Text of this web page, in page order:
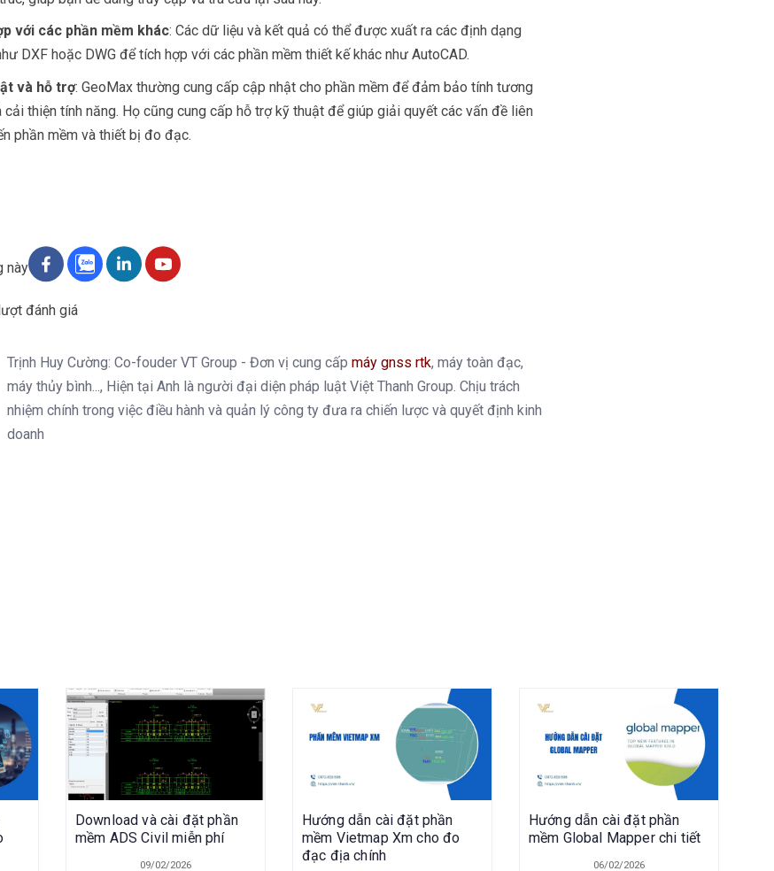
với các phần mềm khác: Các dữ liệu và kết quả có thể được xuất ra các định dạng
DXF hoặc DWG để tích hợp với các phần mềm thiết kế khác như AutoCAD.
và hỗ trợ: GeoMax thường cung cấp cập nhật cho phần mềm để đảm bảo tính tương
cải thiện tính năng. Họ cũng cung cấp hỗ trợ kỹ thuật để giúp giải quyết các vấn đề liên
phần mềm và thiết bị đo đạc.
này
đánh giá
Trịnh Huy Cường: Co-fouder VT Group - Đơn vị cung cấp máy gnss rtk, máy toàn đạc,
máy thủy bình..., Hiện tại Anh là người đại diện pháp luật Việt Thanh Group. Chịu trách
nhiệm chính trong việc điều hành và quản lý công ty đưa ra chiến lược và quyết định kinh
doanh
Download và cài đặt phần
mềm ADS Civil miễn phí
09/02/2026
Hướng dẫn cài đặt phần
mềm Vietmap Xm cho đo
đạc địa chính
Hướng dẫn cài đặt phần
mềm Global Mapper chi tiết
06/02/2026